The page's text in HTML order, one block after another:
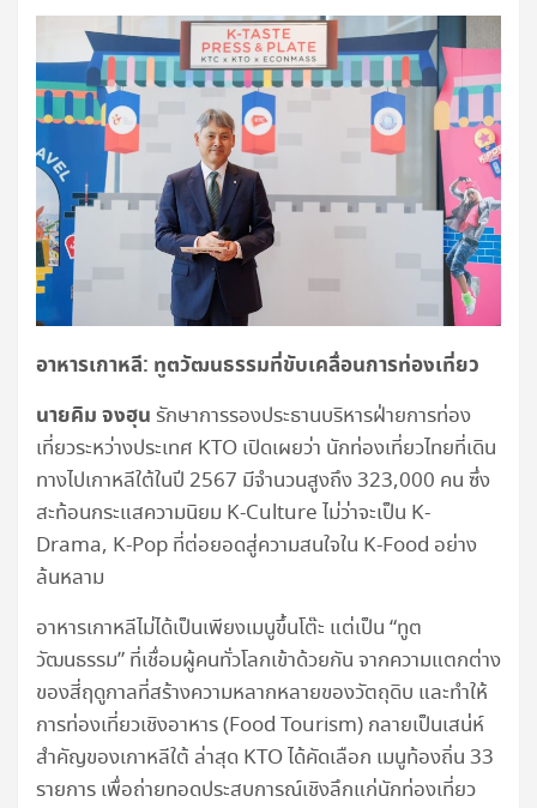
อาหารเกาหลี: ทูตวัฒนธรรมที่ขับเคลื่อนการท่องเที่ยว
นายคิม จงฮุน รักษาการรองประธานบริหารฝ่ายการท่อง
เที่ยวระหว่างประเทศ KTO เปิดเผยว่า นักท่องเที่ยวไทยที่เดิน
ทางไปเกาหลีใต้ในปี 2567 มีจำนวนสูงถึง 323,000 คน ซึ่ง
สะท้อนกระแสความนิยม K-Culture ไม่ว่าจะเป็น K-
Drama, K-Pop ที่ต่อยอดสู่ความสนใจใน K-Food อย่าง
ล้นหลาม
อาหารเกาหลีไม่ได้เป็นเพียงเมนูขึ้นโต๊ะ แต่เป็น “ทูต
วัฒนธรรม” ที่เชื่อมผู้คนทั่วโลกเข้าด้วยกัน จากความแตกต่าง
ของสี่ฤดูกาลที่สร้างความหลากหลายของวัตถุดิบ และทำให้
การท่องเที่ยวเชิงอาหาร (Food Tourism) กลายเป็นเสน่ห์
สำคัญของเกาหลีใต้ ล่าสุด KTO ได้คัดเลือก เมนูท้องถิ่น 33
รายการ เพื่อถ่ายทอดประสบการณ์เชิงลึกแก่นักท่องเที่ยว